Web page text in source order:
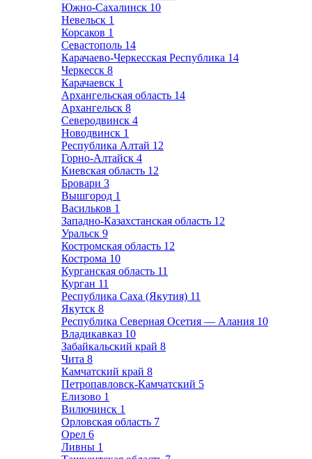
Южно-Сахалинск 10
Невельск 1
Корсаков 1
Севастополь 14
Карачаево-Черкесская Республика 14
Черкесск 8
Карачаевск 1
Архангельская область 14
Архангельск 8
Северодвинск 4
Новодвинск 1
Республика Алтай 12
Горно-Алтайск 4
Киевская область 12
Бровари 3
Вышгород 1
Васильков 1
Западно-Казахстанская область 12
Уральск 9
Костромская область 12
Кострома 10
Курганская область 11
Курган 11
Республика Саха (Якутия) 11
Якутск 8
Республика Северная Осетия — Алания 10
Владикавказ 10
Забайкальский край 8
Чита 8
Камчатский край 8
Петропавловск-Камчатский 5
Елизово 1
Вилючинск 1
Орловская область 7
Орел 6
Ливны 1